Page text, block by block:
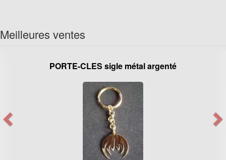
Meilleures ventes
PORTE-CLES sigle métal argenté